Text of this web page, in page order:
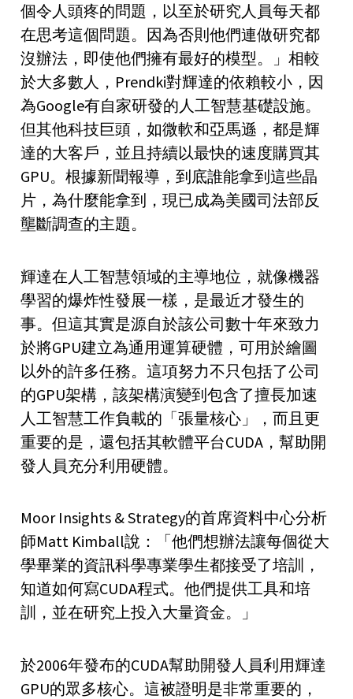
個令人頭疼的問題，以至於研究人員每天都
在思考這個問題。因為否則他們連做研究都
沒辦法，即使他們擁有最好的模型。」相較
於大多數人，Prendki對輝達的依賴較小，因
為Google有自家研發的人工智慧基礎設施。
但其他科技巨頭，如微軟和亞馬遜，都是輝
達的大客戶，並且持續以最快的速度購買其
GPU。根據新聞報導，到底誰能拿到這些晶
片，為什麼能拿到，現已成為美國司法部反
壟斷調查的主題。
輝達在人工智慧領域的主導地位，就像機器
學習的爆炸性發展一樣，是最近才發生的
事。但這其實是源自於該公司數十年來致力
於將GPU建立為通用運算硬體，可用於繪圖
以外的許多任務。這項努力不只包括了公司
的GPU架構，該架構演變到包含了擅長加速
人工智慧工作負載的「張量核心」，而且更
重要的是，還包括其軟體平台CUDA，幫助開
發人員充分利用硬體。
Moor Insights & Strategy的首席資料中心分析
師Matt Kimball說：「他們想辦法讓每個從大
學畢業的資訊科學專業學生都接受了培訓，
知道如何寫CUDA程式。他們提供工具和培
訓，並在研究上投入大量資金。」
於2006年發布的CUDA幫助開發人員利用輝達
GPU的眾多核心。這被證明是非常重要的，